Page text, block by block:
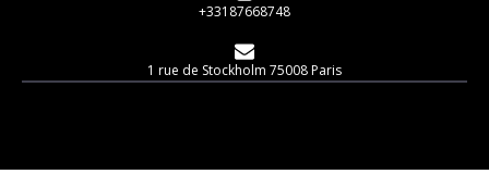
+33187668748
1 rue de Stockholm 75008 Paris